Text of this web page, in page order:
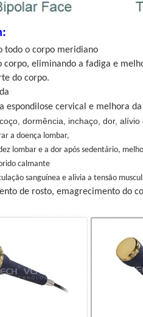
todo o corpo meridiano
corpo, eliminando a fadiga e
do corpo.
espondilose cervical e melhora
dormência, inchaço, dor,
a doença lombar,
lombar e a dor após sedentário,
calmante
sanguínea e alivia a tensão
de rosto, emagrecimento do